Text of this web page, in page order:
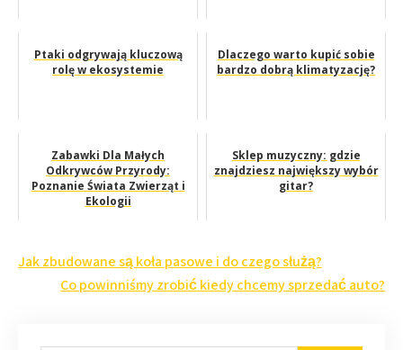
Ptaki odgrywają kluczową
rolę w ekosystemie
Dlaczego warto kupić sobie
bardzo dobrą klimatyzację?
Zabawki Dla Małych
Odkrywców Przyrody:
Poznanie Świata Zwierząt i
Ekologii
Sklep muzyczny: gdzie
znajdziesz największy wybór
gitar?
Nawigacja
wpisu
Jak zbudowane są koła pasowe i do czego służą?
Co powinniśmy zrobić kiedy chcemy sprzedać auto?